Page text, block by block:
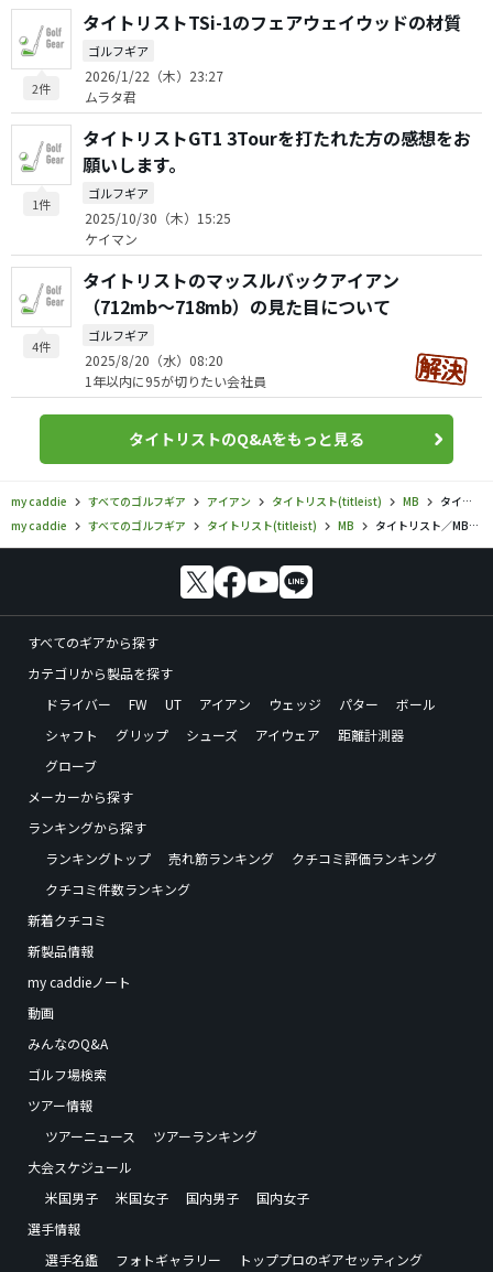
2件
タイトリストTSi-1のフェアウェイウッドの材質
ゴルフギア
2026/1/22（木）23:27
ムラタ君
1件
タイトリストGT1 3Tourを打たれた方の感想をお
願いします。
ゴルフギア
2025/10/30（木）15:25
ケイマン
4件
タイトリストのマッスルバックアイアン
（712mb〜718mb）の見た目について
ゴルフギア
2025/8/20（水）08:20
1年以内に95が切りたい会社員
タイトリストのQ&Aをもっと見る
my caddie すべてのゴルフギア アイアン タイトリスト(titleist) MB
タイトリスト／MB／620 MB アイアンの口コミ評価
my caddie
すべてのゴルフギア タイトリスト(titleist) MB タイトリスト／MB／620 MB アイアンの口コミ評価
すべてのギアから探す
カテゴリから製品を探す
ドライバー
FW UT アイアン ウェッジ パター
ボール
シャフト
グリップ シューズ アイウェア
距離計測器
グローブ
メーカーから探す
ランキングから探す
ランキングトップ
売れ筋ランキング
クチコミ評価ランキング
クチコミ件数ランキング
新着クチコミ
新製品情報
my caddieノート
動画
みんなのQ&A
ゴルフ場検索
ツアー情報
ツアーニュース
ツアーランキング
大会スケジュール
米国男子
米国女子 国内男子
国内女子
選手情報
選手名鑑
フォトギャラリー トッププロのギアセッティング